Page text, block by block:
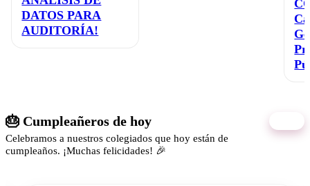
DATOS PARA
AUDITORÍA!
🎂 Cumpleañeros de hoy
Celebramos a nuestros colegiados que hoy están de
cumpleaños. ¡Muchas felicidades! 🎉